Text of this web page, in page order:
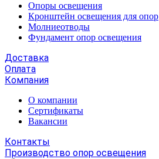
Опоры освещения
Кронштейн освещения для опор
Молниеотводы
Фундамент опор освещения
Доставка
Оплата
Компания
О компании
Сертификаты
Вакансии
Контакты
Производство опор освещения